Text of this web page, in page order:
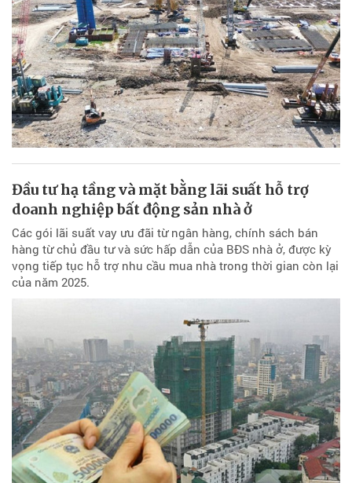
Đầu tư hạ tầng và mặt bằng lãi suất hỗ trợ
doanh nghiệp bất động sản nhà ở
Các gói lãi suất vay ưu đãi từ ngân hàng, chính sách bán
hàng từ chủ đầu tư và sức hấp dẫn của BĐS nhà ở, được kỳ
vọng tiếp tục hỗ trợ nhu cầu mua nhà trong thời gian còn lại
của năm 2025.